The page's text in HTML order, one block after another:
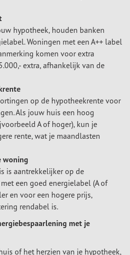
hypotheek, houden banken
Woningen met een A++ label
komen voor extra
extra, afhankelijk van de
op de hypotheekrente voor
Als jouw huis een hoog
A of hoger), kun je
rente, wat je maandlasten
woning
is aantrekkelijker op de
een goed energielabel (A of
en voor een hogere prijs,
rendabel is.
met je
of het herzien van je hypotheek,